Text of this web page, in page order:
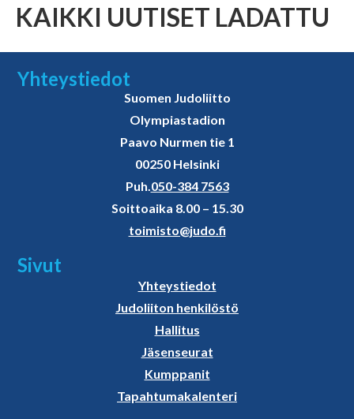
KAIKKI UUTISET LADATTU
Yhteystiedot
Suomen Judoliitto
Olympiastadion
Paavo Nurmen tie 1
00250 Helsinki
Puh. 050-384 7563
Soittoaika 8.00 – 15.30
toimisto@judo.fi
Sivut
Yhteystiedot
Judoliiton henkilöstö
Hallitus
Jäsenseurat
Kumppanit
Tapahtumakalenteri